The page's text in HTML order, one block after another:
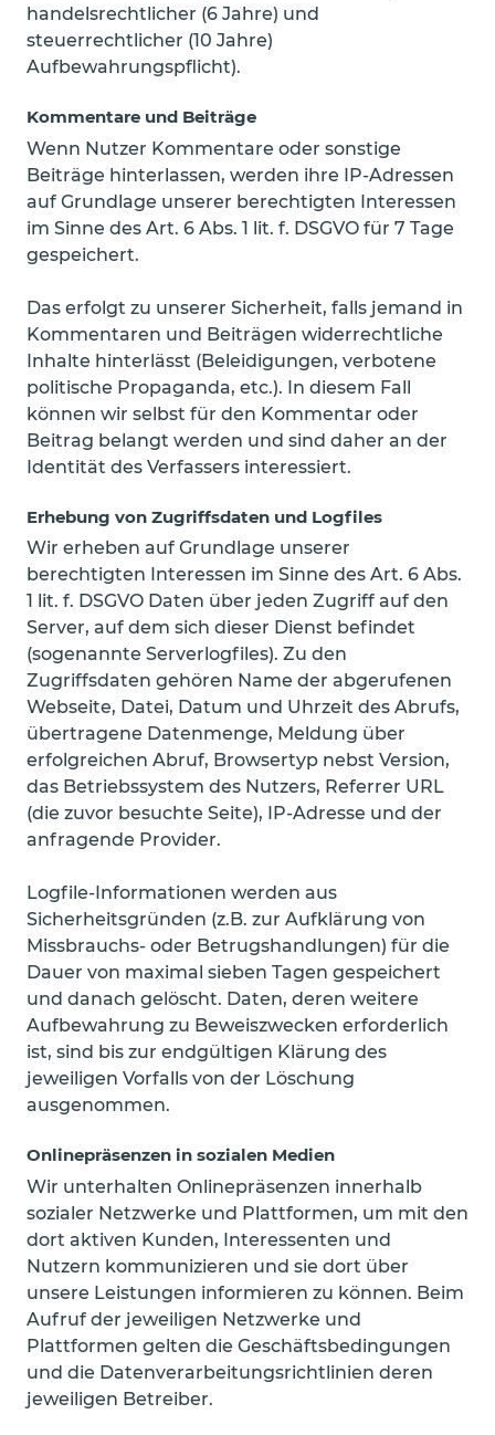
handelsrechtlicher (6 Jahre) und
steuerrechtlicher (10 Jahre)
Aufbewahrungspflicht).
Kommentare und Beiträge
Wenn Nutzer Kommentare oder sonstige
Beiträge hinterlassen, werden ihre IP-Adressen
auf Grundlage unserer berechtigten Interessen
im Sinne des Art. 6 Abs. 1 lit. f. DSGVO für 7 Tage
gespeichert.
Das erfolgt zu unserer Sicherheit, falls jemand in
Kommentaren und Beiträgen widerrechtliche
Inhalte hinterlässt (Beleidigungen, verbotene
politische Propaganda, etc.). In diesem Fall
können wir selbst für den Kommentar oder
Beitrag belangt werden und sind daher an der
Identität des Verfassers interessiert.
Erhebung von Zugriffsdaten und Logfiles
Wir erheben auf Grundlage unserer
berechtigten Interessen im Sinne des Art. 6 Abs.
1 lit. f. DSGVO Daten über jeden Zugriff auf den
Server, auf dem sich dieser Dienst befindet
(sogenannte Serverlogfiles). Zu den
Zugriffsdaten gehören Name der abgerufenen
Webseite, Datei, Datum und Uhrzeit des Abrufs,
übertragene Datenmenge, Meldung über
erfolgreichen Abruf, Browsertyp nebst Version,
das Betriebssystem des Nutzers, Referrer URL
(die zuvor besuchte Seite), IP-Adresse und der
anfragende Provider.
Logfile-Informationen werden aus
Sicherheitsgründen (z.B. zur Aufklärung von
Missbrauchs- oder Betrugshandlungen) für die
Dauer von maximal sieben Tagen gespeichert
und danach gelöscht. Daten, deren weitere
Aufbewahrung zu Beweiszwecken erforderlich
ist, sind bis zur endgültigen Klärung des
jeweiligen Vorfalls von der Löschung
ausgenommen.
Onlinepräsenzen in sozialen Medien
Wir unterhalten Onlinepräsenzen innerhalb
sozialer Netzwerke und Plattformen, um mit den
dort aktiven Kunden, Interessenten und
Nutzern kommunizieren und sie dort über
unsere Leistungen informieren zu können. Beim
Aufruf der jeweiligen Netzwerke und
Plattformen gelten die Geschäftsbedingungen
und die Datenverarbeitungsrichtlinien deren
jeweiligen Betreiber.